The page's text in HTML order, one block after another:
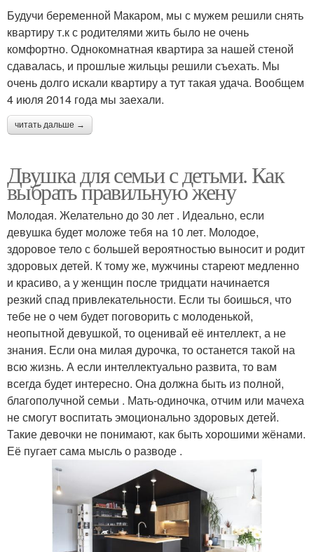
Будучи беременной Макаром, мы с мужем решили снять
квартиру т.к с родителями жить было не очень
комфортно. Однокомнатная квартира за нашей стеной
сдавалась, и прошлые жильцы решили съехать. Мы
очень долго искали квартиру а тут такая удача. Вообщем
4 июля 2014 года мы заехали.
читать дальше →
Двушка для семьи с детьми. Как
выбрать правильную жену
Молодая. Желательно до 30 лет . Идеально, если
девушка будет моложе тебя на 10 лет. Молодое,
здоровое тело с большей вероятностью выносит и родит
здоровых детей. К тому же, мужчины стареют медленно
и красиво, а у женщин после тридцати начинается
резкий спад привлекательности. Если ты боишься, что
тебе не о чем будет поговорить с молоденькой,
неопытной девушкой, то оценивай её интеллект, а не
знания. Если она милая дурочка, то останется такой на
всю жизнь. А если интеллектуально развита, то вам
всегда будет интересно. Она должна быть из полной,
благополучной семьи . Мать-одиночка, отчим или мачеха
не смогут воспитать эмоционально здоровых детей.
Такие девочки не понимают, как быть хорошими жёнами.
Её пугает сама мысль о разводе .